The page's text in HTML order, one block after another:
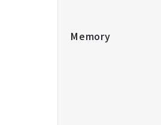
Memory